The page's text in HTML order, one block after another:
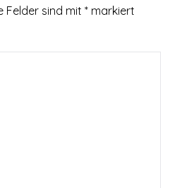
Felder sind mit * markiert